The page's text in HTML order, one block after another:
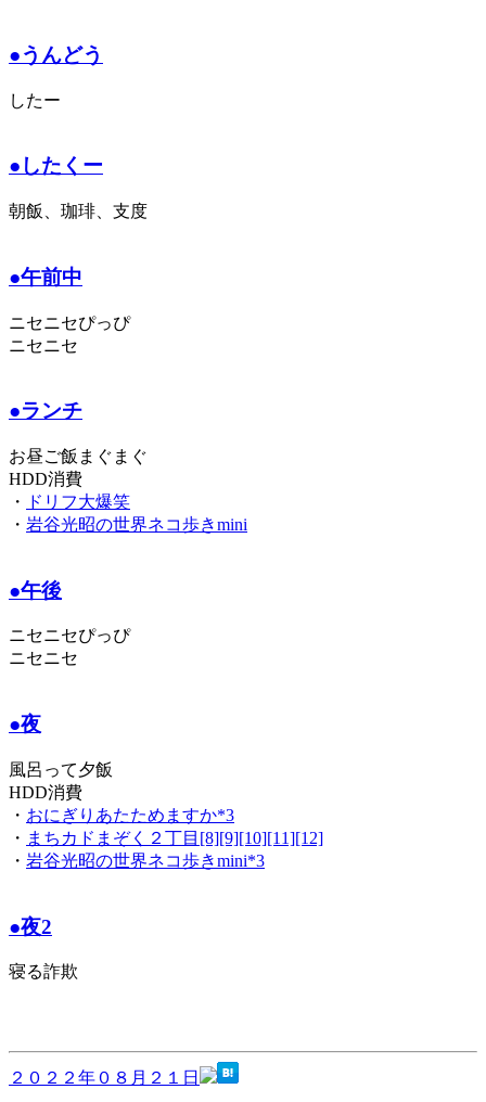
●うんどう
したー
●したくー
朝飯、珈琲、支度
●午前中
ニセニセぴっぴ
ニセニセ
●ランチ
お昼ご飯まぐまぐ
HDD消費
・
ドリフ大爆笑
・ 岩谷光昭の世界ネコ歩きmini
●午後
ニセニセぴっぴ
ニセニセ
●夜
風呂って夕飯
HDD消費
・ おにぎりあたためますか*3
・ まちカドまぞく２丁目[8][9][10][11][12]
・ 岩谷光昭の世界ネコ歩きmini*3
●夜2
寝る詐欺
２０２２年０８月２１日